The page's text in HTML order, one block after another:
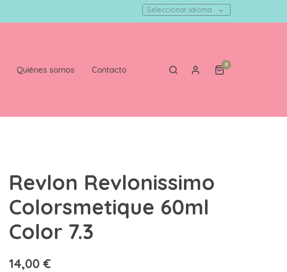
Seleccionar idioma
Quiénes somos Contacto 0
Revlon Revlonissimo
Colorsmetique 60ml
Color 7.3
14,00 €